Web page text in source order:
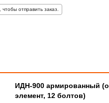
чтобы отправить заказ.
ИДН-900 армированный
элемент, 12 болтов)